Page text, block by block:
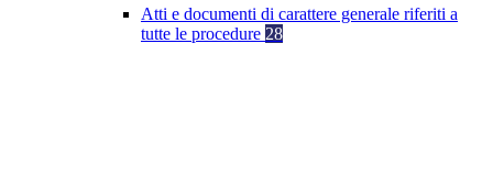
Atti e documenti di carattere generale riferiti a
tutte le procedure 28